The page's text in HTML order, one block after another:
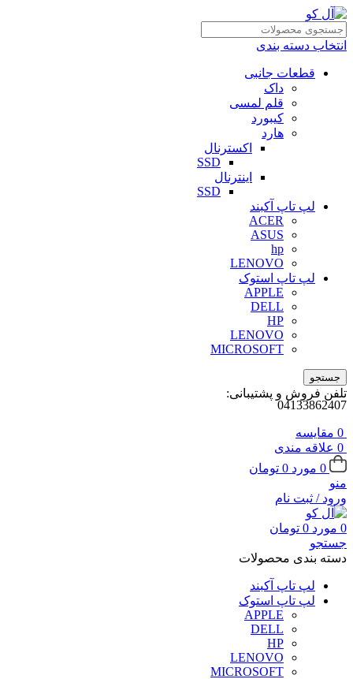
انتخاب دسته بندی
قطعات جانبی
داک
قلم لمسی
کیبورد
هارد
اکسترنال
SSD
اینترنال
SSD
لپ تاپ آکبند
ACER
ASUS
hp
LENOVO
لپ تاپ استوک
APPLE
DELL
HP
LENOVO
MICROSOFT
جستجو
تلفن فروش و پشتیبانی:
04133862407
0 مقايسه
0 علاقه مندی
0 مورد 0 تومان
منو
ورود / ثبت نام
0 مورد 0 تومان
جستجو
دسته بندی محصولات
لپ تاپ آکبند
لپ تاپ استوک
APPLE
DELL
HP
LENOVO
MICROSOFT